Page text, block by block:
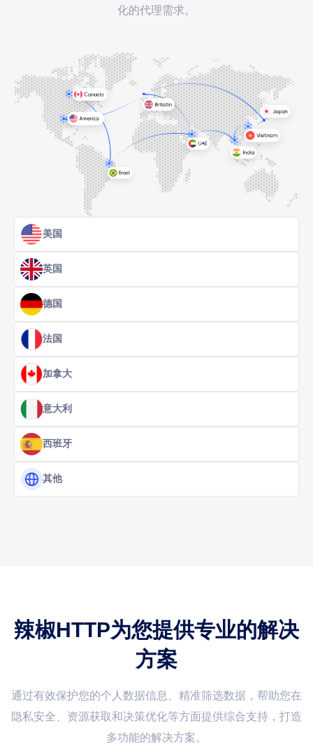
化的代理需求。
美国
英国
德国
法国
加拿大
意大利
西班牙
其他
辣椒HTTP为您提供专业的解决
方案
通过有效保护您的个人数据信息、精准筛选数据，帮助您在
隐私安全、资源获取和决策优化等方面提供综合支持，打造
多功能的解决方案。